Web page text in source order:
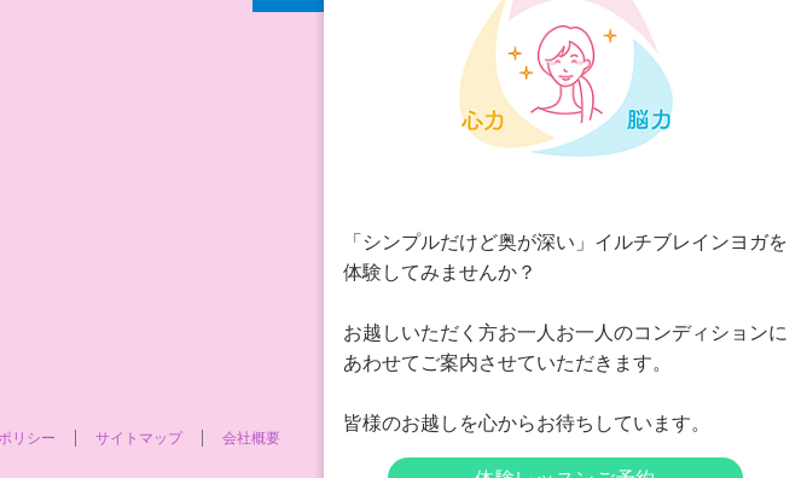
リシー サイトマップ 会社概要
「シンプルだけど奥が深い」イルチブレインヨガを
体験してみませんか？
お越しいただく方お一人お一人のコンディションに
あわせてご案内させていただきます。
皆様のお越しを心からお待ちしています。